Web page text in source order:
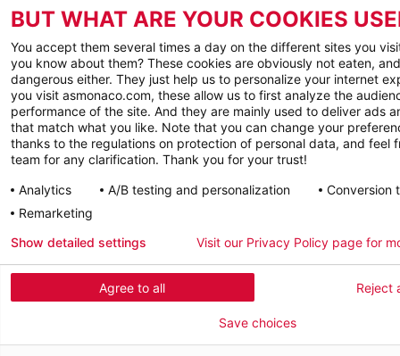
BUT WHAT ARE YOUR COOKIES
You accept them several times a day on the different sites you
you know about them? These cookies are obviously not eaten,
dangerous either. They just help us to personalize your internet
you visit asmonaco.com, these allow us to first analyze the
performance of the site. And they are mainly used to deliver ads
that match what you like. Note that you can change your
thanks to the regulations on protection of personal data, and feel
team for any clarification. Thank you for your trust!
Analytics
A/B testing and personalization
Conversion
Remarketing
Agree to all Reject
Show detailed settings Visit our Privacy Policy page for
Save choices